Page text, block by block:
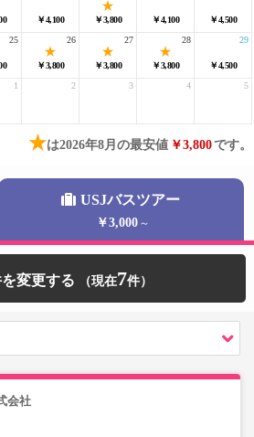
￥4,100 ￥3,800 ￥4,100 ￥4,500
25
￥3,800
26
￥3,800
27
￥3,800
28
￥4,500
29
1 2 3 4 5
★は2026年8月の最安値 ￥3,800です。
USJバスツアー
￥3,000 ～
変更する 7
会社